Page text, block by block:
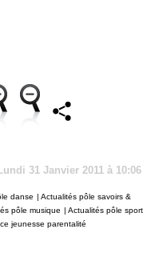
31 Janvier 2011 à 10:06
danse | Actualités pôle savoirs &
pôle musique | Actualités pôle sport
jeunesse parentalité